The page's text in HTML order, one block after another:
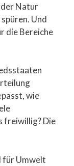
Natur
Und
die Bereiche
wie
freiwillig? Die
für Umwelt